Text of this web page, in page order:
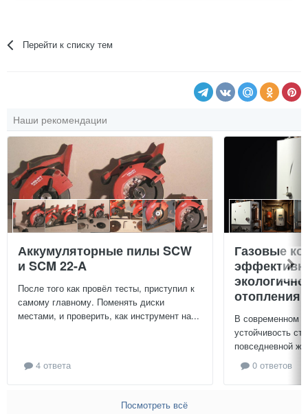
Перейти к списку тем
Наши рекомендации
Аккумуляторные пилы SCW
и SCM 22-A
После того как провёл тесты, приступил к
самому главному. Поменять диски
местами, и проверить, как инструмент на...
4 ответа
Газовые
отопления
В современном
устойчивость
повседневной
0 ответов
Посмотреть всё